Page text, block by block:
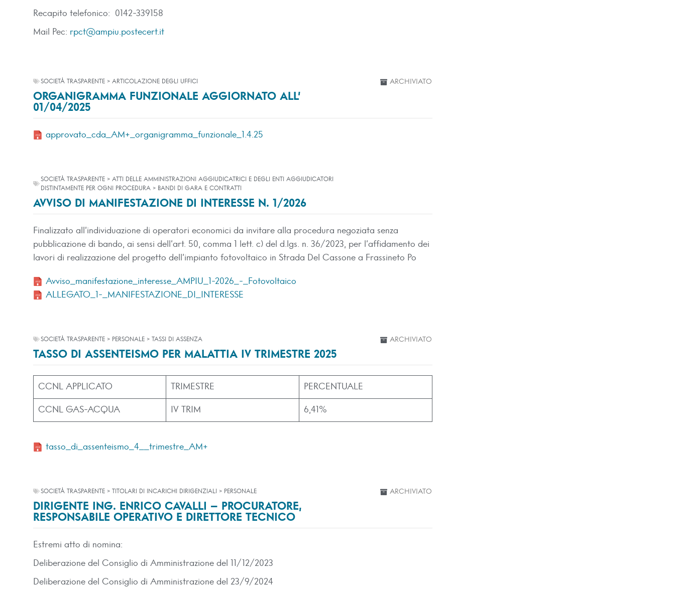
Recapito telefonico: 0142-339158
Mail Pec: rpct@ampiu.postecert.it
SOCIETÀ TRASPARENTE > ARTICOLAZIONE DEGLI UFFICI
ORGANIGRAMMA FUNZIONALE AGGIORNATO ALL’
01/04/2025
ARCHIVIATO
approvato_cda_AM+_organigramma_funzionale_1.4.25
SOCIETÀ TRASPARENTE > ATTI DELLE AMMINISTRAZIONI AGGIUDICATRICI E DEGLI ENTI AGGIUDICATORI
DISTINTAMENTE PER OGNI PROCEDURA > BANDI DI GARA E CONTRATTI
AVVISO DI MANIFESTAZIONE DI INTERESSE N. 1/2026
Finalizzato all’individuazione di operatori economici da invitare alla procedura negoziata senza
pubblicazione di bando, ai sensi dell’art. 50, comma 1 lett. c) del d.lgs. n. 36/2023, per l’affidamento dei
lavori di realizzazione del progetto dell’impianto fotovoltaico in Strada Del Cassone a Frassineto Po
Avviso_manifestazione_interesse_AMPIU_1-2026_-_Fotovoltaico
ALLEGATO_1-_MANIFESTAZIONE_DI_INTERESSE
SOCIETÀ TRASPARENTE > PERSONALE > TASSI DI ASSENZA
TASSO DI ASSENTEISMO PER MALATTIA IV TRIMESTRE 2025
ARCHIVIATO
CCNL APPLICATO TRIMESTRE PERCENTUALE
CCNL GAS-ACQUA IV TRIM 6,41%
tasso_di_assenteismo_4__trimestre_AM+
SOCIETÀ TRASPARENTE > TITOLARI DI INCARICHI DIRIGENZIALI > PERSONALE
DIRIGENTE ING. ENRICO CAVALLI – PROCURATORE,
RESPONSABILE OPERATIVO E DIRETTORE TECNICO
ARCHIVIATO
Estremi atto di nomina:
Deliberazione del Consiglio di Amministrazione del 11/12/2023
Deliberazione del Consiglio di Amministrazione del 23/9/2024